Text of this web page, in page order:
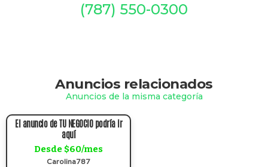
(787) 550-0300
Anuncios relacionados
Anuncios de la misma categoría
El anuncio de TU NEGOCIO podría ir
aquí
Desde $60/mes
Carolina787